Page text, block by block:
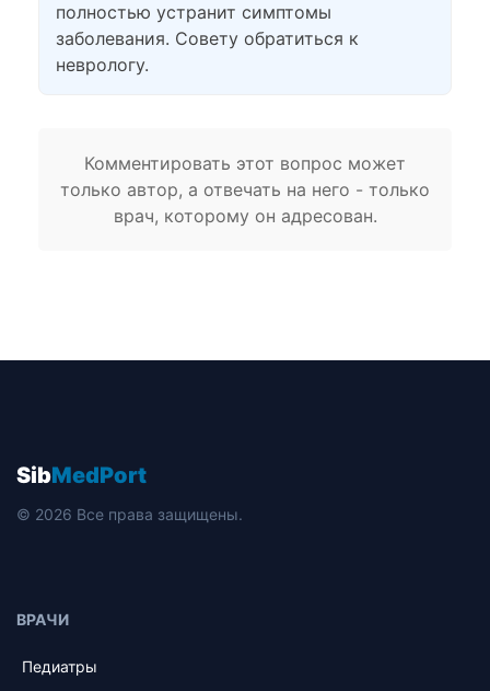
полностью устранит симптомы
заболевания. Совету обратиться к
неврологу.
Комментировать этот вопрос может
только автор, а отвечать на него - только
врач, которому он адресован.
SibMedPort
© 2026 Все права защищены.
ВРАЧИ
Педиатры